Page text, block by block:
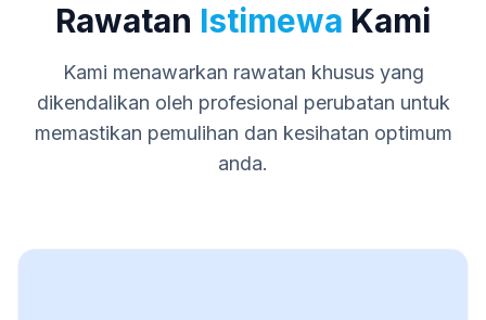
Rawatan Istimewa Kami
Kami menawarkan rawatan khusus yang
dikendalikan oleh profesional perubatan untuk
memastikan pemulihan dan kesihatan optimum
anda.